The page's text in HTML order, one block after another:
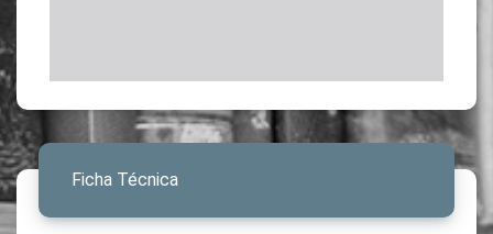
Ficha Técnica